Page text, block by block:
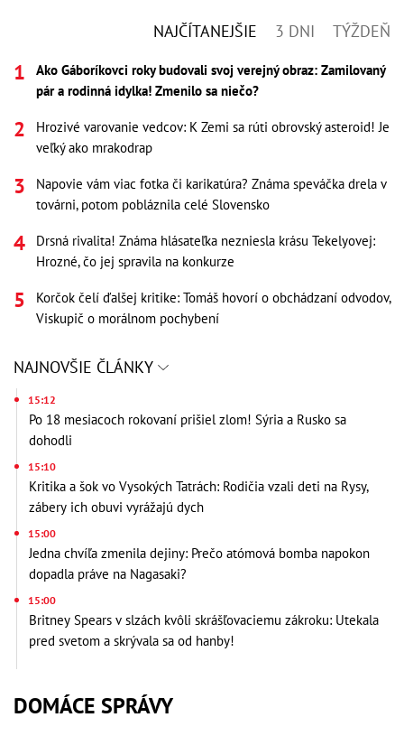
NAJČÍTANEJŠIE 3 DNI TÝŽDEŇ
Ako Gáboríkovci roky budovali svoj verejný obraz: Zamilovaný
pár a rodinná idylka! Zmenilo sa niečo?
Hrozivé varovanie vedcov: K Zemi sa rúti obrovský asteroid! Je
veľký ako mrakodrap
Napovie vám viac fotka či karikatúra? Známa speváčka drela v
továrni, potom pobláznila celé Slovensko
Drsná rivalita! Známa hlásateľka nezniesla krásu Tekelyovej:
Hrozné, čo jej spravila na konkurze
Korčok čelí ďalšej kritike: Tomáš hovorí o obchádzaní odvodov,
Viskupič o morálnom pochybení
NAJNOVŠIE ČLÁNKY
15:12
Po 18 mesiacoch rokovaní prišiel zlom! Sýria a Rusko sa
dohodli
15:10
Kritika a šok vo Vysokých Tatrách: Rodičia vzali deti na Rysy,
zábery ich obuvi vyrážajú dych
15:00
Jedna chvíľa zmenila dejiny: Prečo atómová bomba napokon
dopadla práve na Nagasaki?
15:00
Britney Spears v slzách kvôli skrášľovaciemu zákroku: Utekala
pred svetom a skrývala sa od hanby!
DOMÁCE SPRÁVY